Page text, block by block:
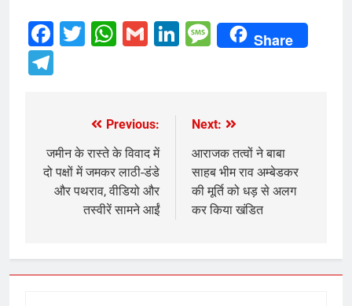
Facebook
Twitter
WhatsApp
GmailLinkedIn
Message
Share
navigation
Previous:
जमीन के रास्ते के विवाद में
दो पक्षों में जमकर लाठी-डंडे
और पथराव, वीडियो और
तस्वीरें सामने आईं
Next:
आराजक तत्वों ने बाबा
साहब भीम राव अम्बेडकर
की मूर्ति को धड़ से अलग
कर किया खंडित